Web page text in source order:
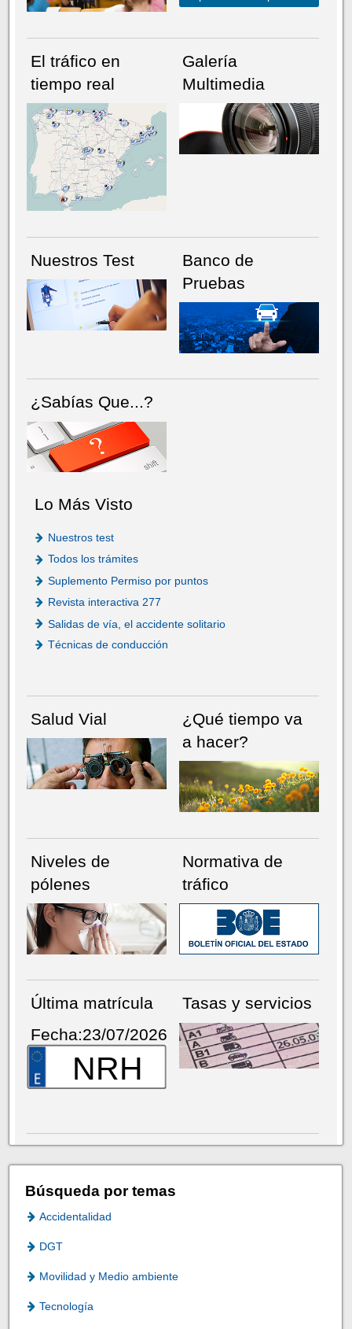
NÚMERO ACTUALHEMEROTECA
El tráfico en
tiempo real
Galería
Multimedia
Nuestros Test
Banco de
Pruebas
¿Sabías Que...?
Lo Más Visto
Nuestros test
Todos los trámites
Suplemento Permiso por puntos
Revista interactiva 277
Salidas de vía, el accidente solitario
Técnicas de conducción
Salud Vial
¿Qué tiempo va
a hacer?
Niveles de
pólenes
Normativa de
tráfico
Última matrícula
Fecha:23/07/2026
NRH
Tasas y servicios
Búsqueda por temas
Accidentalidad
DGT
Movilidad y Medio ambiente
Tecnología